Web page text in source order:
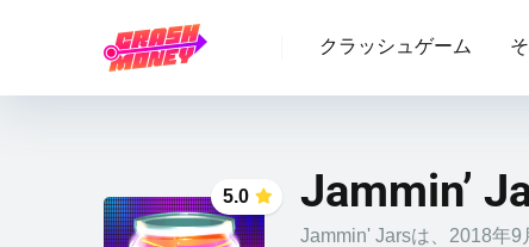
クラッシュゲーム
5.0 Jammin’
Jammin' Jarsは、2018年